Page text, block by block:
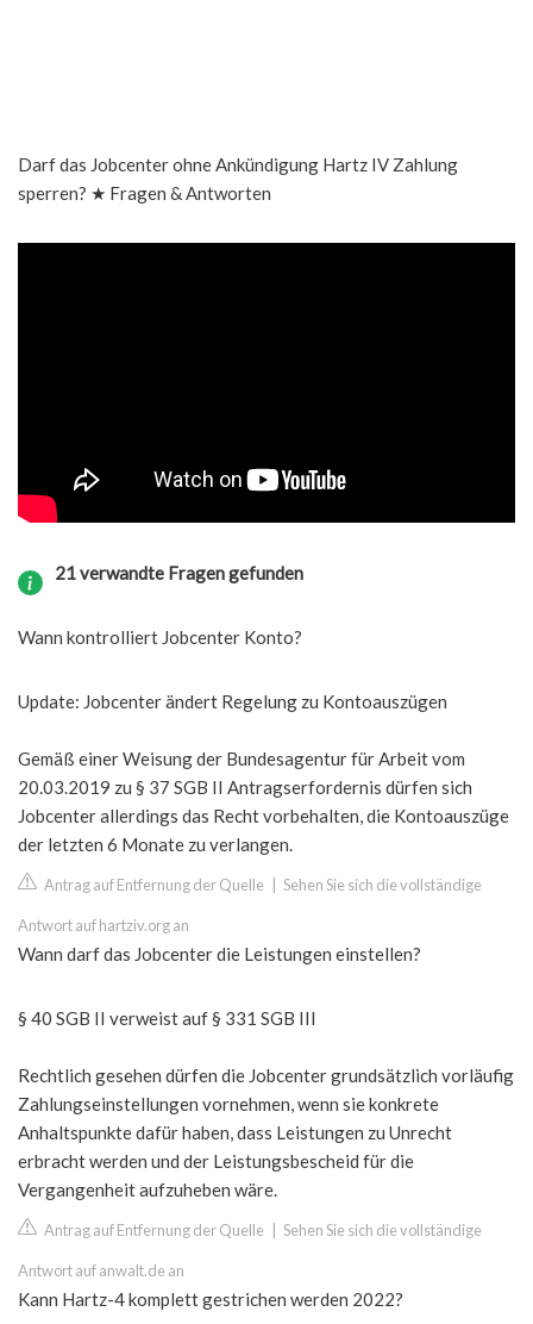
Darf das Jobcenter ohne Ankündigung Hartz IV Zahlung
sperren? ★ Fragen & Antworten
21 verwandte Fragen gefunden
Wann kontrolliert Jobcenter Konto?
Update: Jobcenter ändert Regelung zu Kontoauszügen
Gemäß einer Weisung der Bundesagentur für Arbeit vom
20.03.2019 zu § 37 SGB II Antragserfordernis dürfen sich
Jobcenter allerdings das Recht vorbehalten, die Kontoauszüge
der letzten 6 Monate zu verlangen.
Antrag auf Entfernung der Quelle Sehen Sie sich die vollständige
Antwort auf hartziv.org an
Wann darf das Jobcenter die Leistungen einstellen?
§ 40 SGB II verweist auf § 331 SGB III
Rechtlich gesehen dürfen die Jobcenter grundsätzlich vorläufig
Zahlungseinstellungen vornehmen, wenn sie konkrete
Anhaltspunkte dafür haben, dass Leistungen zu Unrecht
erbracht werden und der Leistungsbescheid für die
Vergangenheit aufzuheben wäre.
Antrag auf Entfernung der Quelle Sehen Sie sich die vollständige
Antwort auf anwalt.de an
Kann Hartz-4 komplett gestrichen werden 2022?